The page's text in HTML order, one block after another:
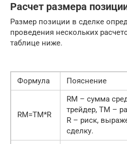
Расчет размера
Размер позиции в сделке
проведения нескольких
таблице ниже.
Формула Пояснение
RM=TM*R
RM – сумма
трейдер, TM –
R – риск,
сделку.